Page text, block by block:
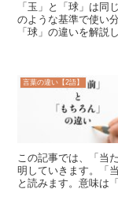
「玉」と「球」は同
のような基準で使い
「球」の違いを解説
言葉の違い【2語】
この記事では、「当
明していきます。「
と読みます。意味は